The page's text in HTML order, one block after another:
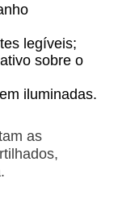
legíveis;
sobre o
iluminadas.
as